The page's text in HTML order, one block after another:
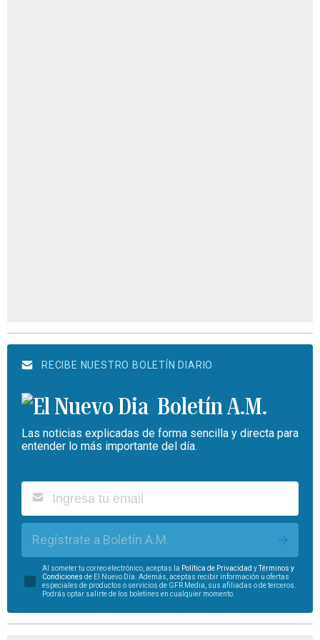
RECIBE NUESTRO BOLETÍN DIARIO
Boletín A.M.
Las noticias explicadas de forma sencilla y directa para
entender lo más importante del día.
Regístrate a Boletín A.M.
Al someter tu correo electrónico, aceptas la Política de Privacidad yTérminos y
Condiciones de El Nuevo Día. Además, aceptas recibir información u ofertas
especiales de productos o servicios de GFR Media, sus afiliadas o de terceros.
Podrás optar salirte de los boletines en cualquier momento.